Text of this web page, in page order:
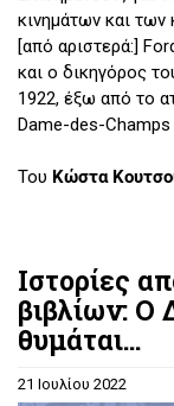
κινημάτων και των
[από αριστερά:]
και ο δικηγόρος
1922, έξω από το
Dame-des-
Του Κώστα
Ιστορίες
βιβλίων: Ο
θυμάται...
21 Ιουλίου 2022